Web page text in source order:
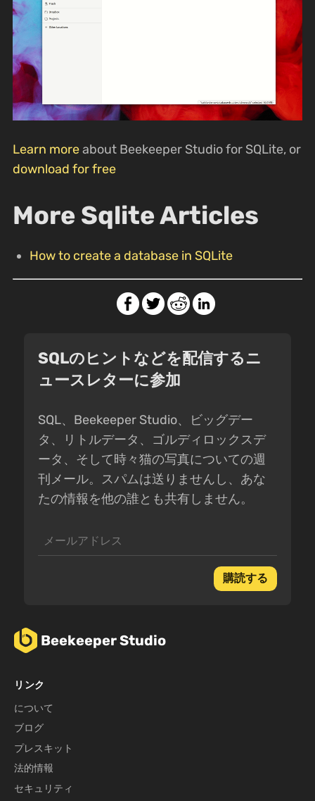
Learn moreabout Beekeeper Studio for SQLite, or
download for free
More Sqlite Articles
How to create a database in SQLite
SQLのヒントなどを配信するニ
ュースレターに参加
SQL、Beekeeper Studio、ビッグデー
タ、リトルデータ、ゴルディロックスデ
ータ、そして時々猫の写真についての週
刊メール。スパムは送りませんし、あな
たの情報を他の誰とも共有しません。
購読する
Beekeeper Studio
リンク
について
ブログ
プレスキット
法的情報
セキュリティ